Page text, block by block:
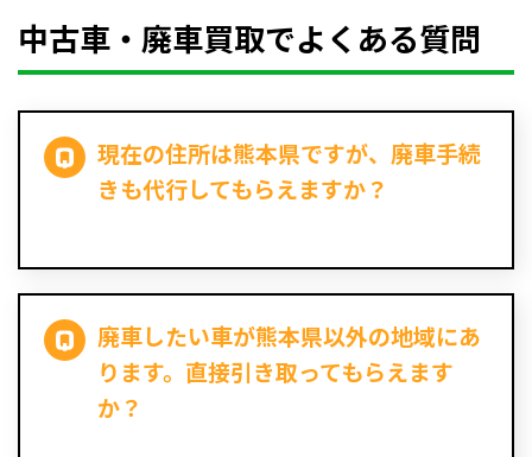
中古車・廃車買取でよくある質問
現在の住所は熊本県ですが、廃車手続
きも代行してもらえますか？
廃車したい車が熊本県以外の地域にあ
ります。直接引き取ってもらえます
か？